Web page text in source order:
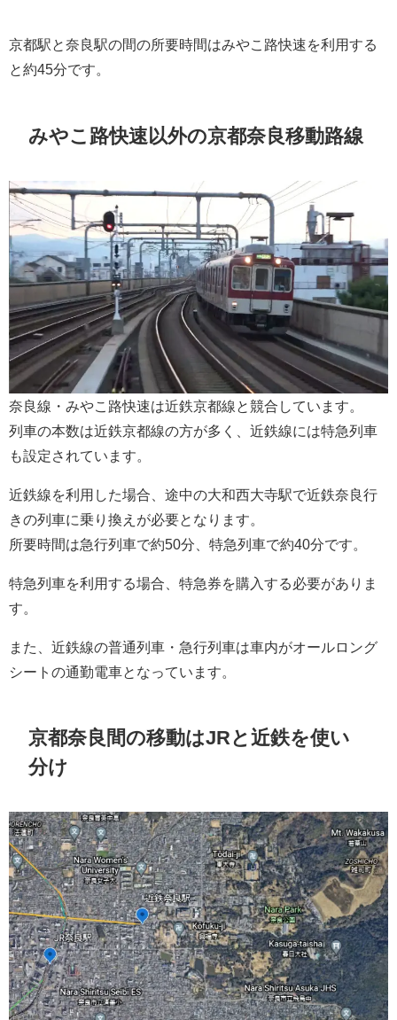
京都駅と奈良駅の間の所要時間はみやこ路快速を利用する
と約45分です。
みやこ路快速以外の京都奈良移動路線
奈良線・みやこ路快速は近鉄京都線と競合しています。
列車の本数は近鉄京都線の方が多く、近鉄線には特急列車
も設定されています。
近鉄線を利用した場合、途中の大和西大寺駅で近鉄奈良行
きの列車に乗り換えが必要となります。
所要時間は急行列車で約50分、特急列車で約40分です。
特急列車を利用する場合、特急券を購入する必要がありま
す。
また、近鉄線の普通列車・急行列車は車内がオールロング
シートの通勤電車となっています。
京都奈良間の移動はJRと近鉄を使い
分け